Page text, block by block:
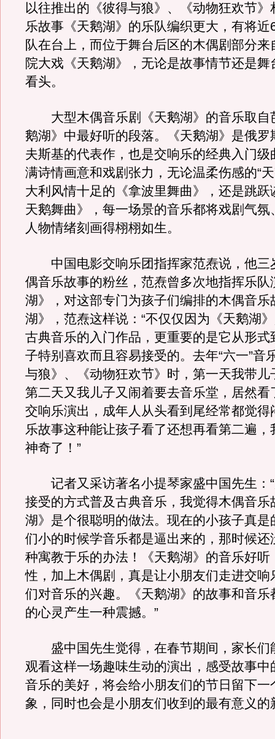
以往推出的《彼得与狼》、《动物狂欢节》
乐故事《天鹅湖》的乐队编织更大，有将近
队在台上，而位于舞台后区的木偶剧部分来
院大戏《天鹅湖》，无论是故事情节还是舞
看头。
大型木偶音乐剧《天鹅湖》的音乐取自
鹅湖》中最好听的段落。《天鹅湖》是俄罗
夫斯基的代表作，也是交响乐的经典入门级
满诗情画意和戏剧张力，无论温柔伤感的“
大利风情十足的《拿波里舞曲》，还是跳跃
天鹅舞曲》，每一场景的音乐都将戏剧气氛
人物情绪刻画得栩栩如生。
中国电影交响乐团指挥家范焘说，他三
偶音乐故事的粉丝，范焘曾多次地指挥乐队
湖》，对这部专门为孩子们编排的木偶音乐
湖》，范焘这样说：“不仅仅因为《天鹅湖
古典音乐的入门作品，更重要的是它从形式
子特别喜欢而且容易接受的。去年“六一”音
与狼》、《动物狂欢节》时，第一天我带儿
第二天又我儿子又闹着要去音乐堂，居然看
交响乐演出，成年人从头看到尾经常都觉得
乐故事这种能让孩子看了还想再看第二遍，
神奇了！”
记者又采访著名小提琴家盛中国先生：“
接受的方式普及古典音乐，我觉得木偶音乐
湖》是个很聪明的做法。现在的小孩子真是
们小的时候学音乐都是逼出来的，那时候还
种寓教于乐的办法！《天鹅湖》的音乐好听
性，加上木偶剧，真是让小朋友们走进交响
们对音乐的兴趣。《天鹅湖》的故事和音乐
的心灵产生一种震撼。”
盛中国先生觉得，在春节期间，家长们
观看这样一场趣味生动的演出，感受故事中
音乐的美好，将会给小朋友们的节日留下一
象，同时也会是小朋友们收到的最有意义的